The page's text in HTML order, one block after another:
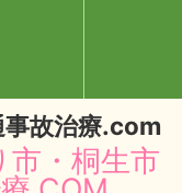
事故治療.com
市・桐生市